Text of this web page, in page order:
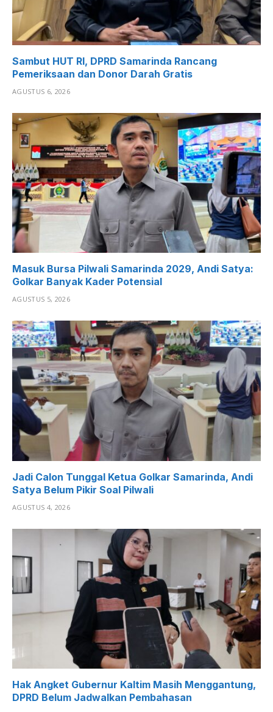
Sambut HUT RI, DPRD Samarinda Rancang
Pemeriksaan dan Donor Darah Gratis
AGUSTUS 6, 2026
Masuk Bursa Pilwali Samarinda 2029, Andi Satya:
Golkar Banyak Kader Potensial
AGUSTUS 5, 2026
Jadi Calon Tunggal Ketua Golkar Samarinda, Andi
Satya Belum Pikir Soal Pilwali
AGUSTUS 4, 2026
Hak Angket Gubernur Kaltim Masih Menggantung,
DPRD Belum Jadwalkan Pembahasan